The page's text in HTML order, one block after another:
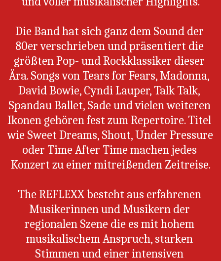
Die Band hat sich ganz dem Sound der
80er verschrieben und präsentiert die
größten Pop- und Rockklassiker dieser
Ära. Songs von Tears for Fears, Madonna,
David Bowie, Cyndi Lauper, Talk Talk,
Spandau Ballet, Sade und vielen weiteren
Ikonen gehören fest zum Repertoire. Titel
wie Sweet Dreams, Shout, Under Pressure
oder Time After Time machen jedes
Konzert zu einer mitreißenden Zeitreise.
The REFLEXX besteht aus erfahrenen
Musikerinnen und Musikern der
regionalen Szene die es mit hohem
musikalischem Anspruch, starken
Stimmen und einer intensiven